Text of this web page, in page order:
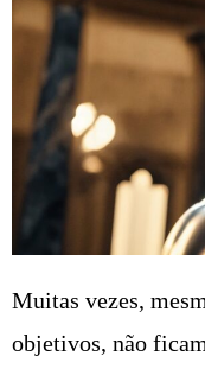
Muitas vezes,
objetivos, não